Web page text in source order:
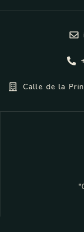
Calle de la